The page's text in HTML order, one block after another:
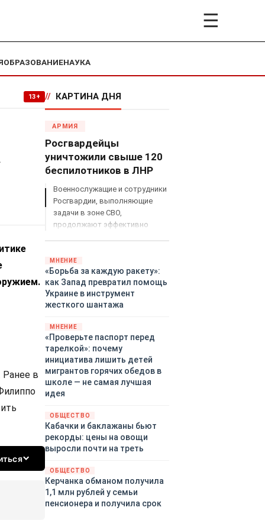
☰
ОБРАЗОВАНИЕНАУКА
13+
Ранее в
// КАРТИНА ДНЯ
АРМИЯ
Росгвардейцы
уничтожили свыше 120
беспилотников в ЛНР
Военнослужащие и сотрудники
Росгвардии, выполняющие
задачи в зоне СВО,
продолжают эффективно
МНЕНИЕ
«Борьба за каждую ракету»:
как Запад превратил помощь
Украине в инструмент
жесткого шантажа
МНЕНИЕ
«Проверьте паспорт перед
тарелкой»: почему
инициатива лишить детей
мигрантов горячих обедов в
школе — не самая лучшая
идея
ОБЩЕСТВО
Кабачки и баклажаны бьют
рекорды: цены на овощи
выросли почти на треть
ОБЩЕСТВО
Керчанка обманом получила
1,1 млн рублей у семьи
пенсионера и получила срок